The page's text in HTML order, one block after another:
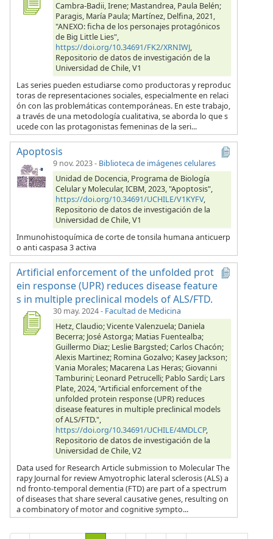
Cambra-Badii, Irene; Mastandrea, Paula Belén;
Paragis, María Paula; Martínez, Delfina, 2021,
"ANEXO: ficha de los personajes protagónicos
de Big Little Lies",
https://doi.org/10.34691/FK2/XRNIWJ,
Repositorio de datos de investigación de la
Universidad de Chile, V1
Las series pueden estudiarse como productoras y reproduc
toras de representaciones sociales, especialmente en relaci
ón con las problemáticas contemporáneas. En este trabajo,
a través de una metodología cualitativa, se aborda lo que s
ucede con las protagonistas femeninas de la seri...
Apoptosis
9 nov. 2023- Biblioteca de imágenes celulares
Unidad de Docencia, Programa de Biología
Celular y Molecular, ICBM, 2023, "Apoptosis",
https://doi.org/10.34691/UCHILE/V1KYFV,
Repositorio de datos de investigación de la
Universidad de Chile, V1
Inmunohistoquímica de corte de tonsila humana anticuerp
o anti caspasa 3 activa
Artificial enforcement of the unfolded prot
ein response (UPR) reduces disease feature
s in multiple preclinical models of ALS/FTD.
30 may. 2024- Facultad de Medicina
Hetz, Claudio; Vicente Valenzuela; Daniela
Becerra; José Astorga; Matias Fuentealba;
Guillermo Diaz; Leslie Bargsted; Carlos Chacón;
Alexis Martinez; Romina Gozalvo; Kasey Jackson;
Vania Morales; Macarena Las Heras; Giovanni
Tamburini; Leonard Petrucelli; Pablo Sardi; Lars
Plate, 2024, "Artificial enforcement of the
unfolded protein response (UPR) reduces
disease features in multiple preclinical models
of ALS/FTD.",
https://doi.org/10.34691/UCHILE/4MDLCP,
Repositorio de datos de investigación de la
Universidad de Chile, V2
Data used for Research Article submission to Molecular The
rapy Journal for review Amyotrophic lateral sclerosis (ALS) a
nd fronto-temporal dementia (FTD) are part of a spectrum
of diseases that share several causative genes, resulting on
a combinatory of motor and cognitive sympto...